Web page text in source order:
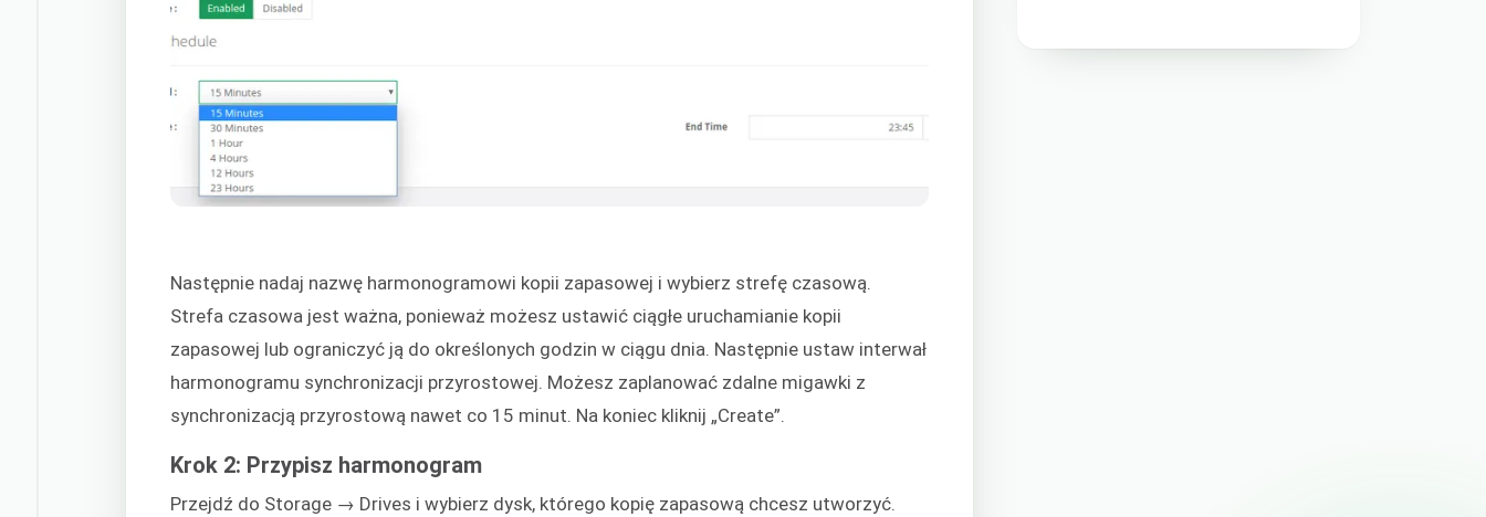
Następnie nadaj nazwę harmonogramowi kopii zapasowej i wybierz strefę czasową.
Strefa czasowa jest ważna, ponieważ możesz ustawić ciągłe uruchamianie kopii
zapasowej lub ograniczyć ją do określonych godzin w ciągu dnia. Następnie ustaw interwał
harmonogramu synchronizacji przyrostowej. Możesz zaplanować zdalne migawki z
synchronizacją przyrostową nawet co 15 minut. Na koniec kliknij „Create”.
Krok 2: Przypisz harmonogram
Przejdź do Storage → Drives i wybierz dysk, którego kopię zapasową chcesz utworzyć.